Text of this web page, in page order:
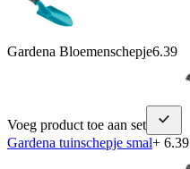
Gardena Bloemenschepje6.39
Voeg product toe aan set
Gardena tuinschepje smal+ 6.39